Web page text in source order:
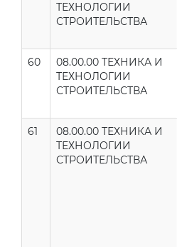
ТЕХНОЛОГИИ
СТРОИТЕЛЬСТВА
60
08.00.00 ТЕХНИКА И
ТЕХНОЛОГИИ
СТРОИТЕЛЬСТВА
61
08.00.00 ТЕХНИКА И
ТЕХНОЛОГИИ
СТРОИТЕЛЬСТВА